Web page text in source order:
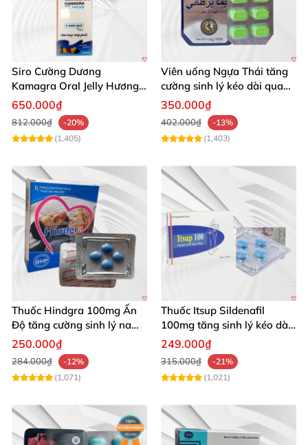
Siro Cường Dương
Kamagra Oral Jelly Hương
Trái Cây Một Hộp 7 Gói
650.000₫
812.000₫
-20%
(1,405)
Viên uống Ngựa Thái tăng
cường sinh lý kéo dài quan
hệ
350.000₫
402.000₫
-13%
(1,403)
Thuốc Hindgra 100mg Ấn
Độ tăng cường sinh lý nam
hindgra-100 chống xts
cương dương
250.000₫
284.000₫
-12%
(1,071)
Thuốc Itsup Sildenafil
100mg tăng sinh lý kéo dài
quan hệ nam giới
249.000₫
315.000₫
-21%
(1,021)